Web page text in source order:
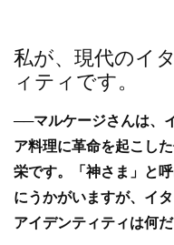
私が、現代のイ
ィティです。
──マルケージさんは、
ア料理に革命を起こし
栄です。「神さま」と
にうかがいますが、イ
アイデンティティは何